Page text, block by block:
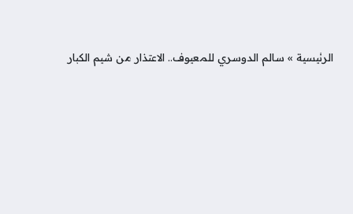
الرئيسية » سالم الدوسري للمعيوف.. الاعتذار من شيم الكبار